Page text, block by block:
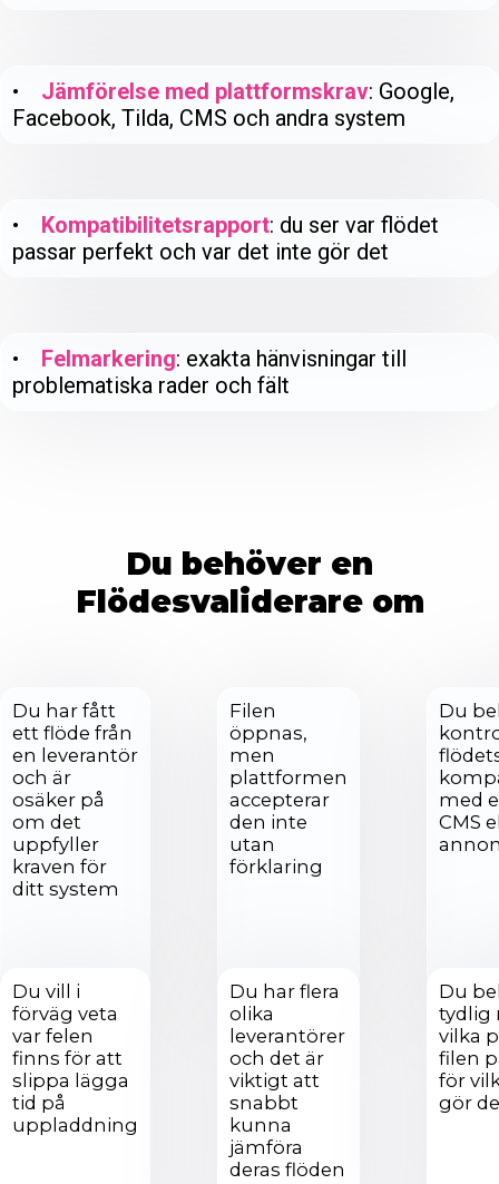
• Jämförelse med plattformskrav: Google,
Facebook, Tilda, CMS och andra system
• Kompatibilitetsrapport: du ser var flödet
passar perfekt och var det inte gör det
• Felmarkering: exakta hänvisningar till
problematiska rader och fält
Du behöver en
Flödesvaliderare om
Du har fått
ett flöde från
en leverantör
och är
osäker på
om det
uppfyller
kraven för
ditt system
Filen
öppnas,
men
plattformen
accepterar
den inte
utan
förklaring
Du
med
CMS
Du vill i
förväg veta
var felen
finns för att
slippa lägga
tid på
uppladdning
Du har flera
olika
leverantörer
och det är
viktigt att
snabbt
kunna
jämföra
deras flöden
Du
tydlig
vilka
filen
för
gör